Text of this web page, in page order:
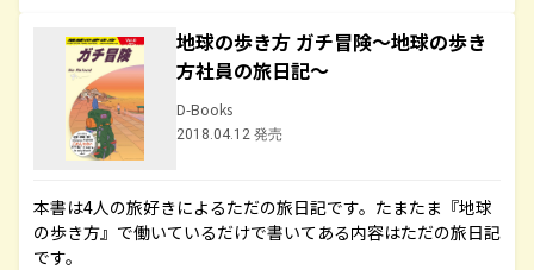
地球の歩き方 ガチ冒険～地球の歩き
方社員の旅日記～
D-Books
2018.04.12 発売
本書は4人の旅好きによるただの旅日記です。たまたま『地球
の歩き方』で働いているだけで書いてある内容はただの旅日記
です。